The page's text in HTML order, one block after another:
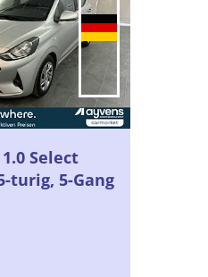
Select
turig, 5-Gang